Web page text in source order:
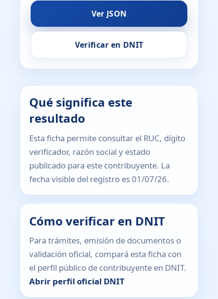
Ver JSON
Verificar en DNIT
Qué significa este
resultado
Esta ficha permite consultar el RUC, dígito
verificador, razón social y estado
publicado para este contribuyente. La
fecha visible del registro es 01/07/26.
Cómo verificar en DNIT
Para trámites, emisión de documentos o
validación oficial, compará esta ficha con
el perfil público de contribuyente en DNIT.
Abrir perfil oficial DNIT